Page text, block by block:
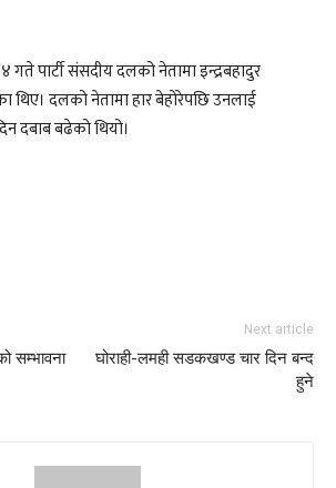
गते पार्टी संसदीय दलको नेतामा इन्द्रबहादुर
थिए। दलको नेतामा हार बेहोरेपछि उनलाई
दबाब बढेको थियो।
सम्भावना
Next article
घोराही-लमही सडकखण्ड चार दिन बन्द
हुने